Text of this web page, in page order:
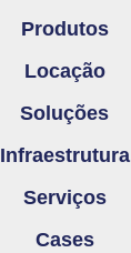
Produtos
Locação
Soluções
Infraestrutura
Serviços
Cases